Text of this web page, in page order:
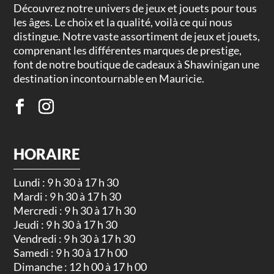
Découvrez notre univers de jeux et jouets pour tous
les âges. Le choix et la qualité, voilà ce qui nous
distingue. Notre vaste assortiment de jeux et jouets,
comprenant les différentes marques de prestige,
font de notre boutique de cadeaux à Shawinigan une
destination incontournable en Mauricie.
HORAIRE
Lundi : 9 h 30 à 17 h 30
Mardi : 9 h 30 à 17 h 30
Mercredi : 9 h 30 à 17 h 30
Jeudi : 9 h 30 à 17 h 30
Vendredi : 9 h 30 à 17 h 30
Samedi : 9 h 30 à 17 h 00
Dimanche : 12 h 00 à 17 h 00